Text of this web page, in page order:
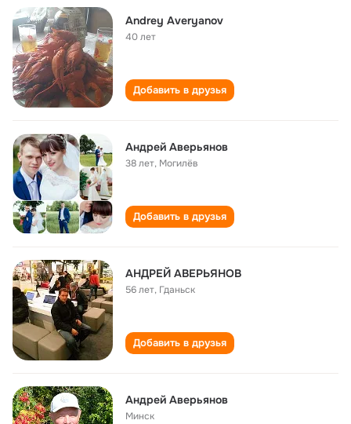
Andrey Averyanov
40 лет
Добавить в друзья
Андрей Аверьянов
38 лет, Могилёв
Добавить в друзья
АНДРЕЙ АВЕРЬЯНОВ
56 лет, Гданьск
Добавить в друзья
Андрей Аверьянов
Минск